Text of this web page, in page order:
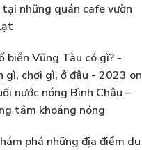
những quán cafe vườn
biển Vũng Tàu có gì? -
gì, chơi gì, ở đâu - 2023 on
nước nóng Bình Châu –
tắm khoáng nóng
phá những địa điểm du